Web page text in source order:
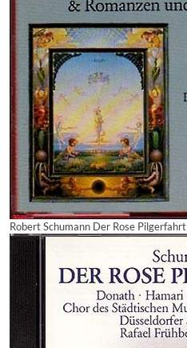
Robert Schumann Der Rose Pilgerfahrt